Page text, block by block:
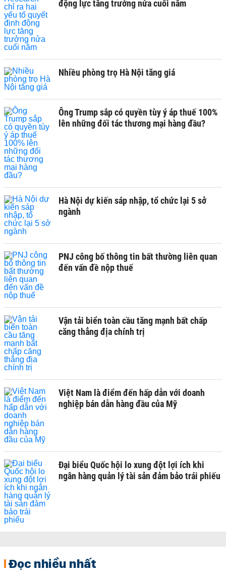
động lực tăng trưởng nửa cuối năm
Nhiều phòng trọ Hà Nội tăng giá
Ông Trump sắp có quyền tùy ý áp thuế 100%
lên những đối tác thương mại hàng đầu?
Hà Nội dự kiến sáp nhập, tổ chức lại 5 sở
ngành
PNJ công bố thông tin bất thường liên quan
đến vấn đề nộp thuế
Vận tải biển toàn cầu tăng mạnh bất chấp
căng thẳng địa chính trị
Việt Nam là điểm đến hấp dẫn với doanh
nghiệp bán dẫn hàng đầu của Mỹ
Đại biểu Quốc hội lo xung đột lợi ích khi
ngân hàng quản lý tài sản đảm bảo trái phiếu
Đọc nhiều nhất